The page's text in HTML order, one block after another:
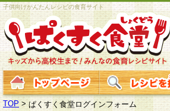
子供向けかんたんレシピの食育サイト
TOP > ぱくすく食堂ログインフォーム